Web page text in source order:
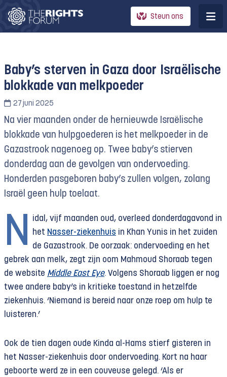
Steun ons
Baby’s sterven in Gaza door Israëlische
blokkade van melkpoeder
27 juni 2025
Na vier maanden onder de hernieuwde Israëlische
blokkade van hulpgoederen is het melkpoeder in de
Gazastrook nagenoeg op. Twee baby’s stierven
donderdag aan de gevolgen van ondervoeding.
Honderden pasgeboren baby’s zullen volgen, zolang
Israël geen hulp toelaat.
N
idal, vijf maanden oud, overleed donderdagavond in
het Nasser-ziekenhuis in Khan Yunis in het zuiden
de Gazastrook. De oorzaak: ondervoeding en het
gebrek aan melk, zegt zijn oom Mahmoud Shoraab tegen
de website Middle East Eye. Volgens Shoraab liggen er nog
twee andere baby’s in kritieke toestand in hetzelfde
ziekenhuis. ‘Niemand is bereid naar onze roep om hulp te
luisteren.’
Ook de tien dagen oude Kinda al-Hams stierf gisteren in
het Nasser-ziekenhuis door ondervoeding. Kort na haar
geboorte werd ze in een couveuse gelegd. ‘Als er